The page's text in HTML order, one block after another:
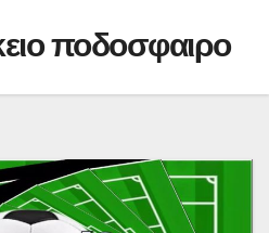
ποδοσφαιρο